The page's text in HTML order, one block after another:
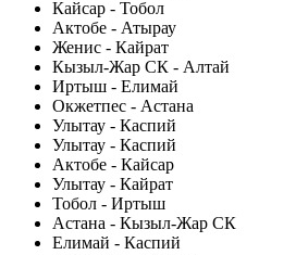
Кайсар - Тобол
Актобе - Атырау
Женис - Кайрат
Кызыл-Жар СК - Алтай
Иртыш - Елимай
Окжетпес - Астана
Улытау - Каспий
Улытау - Каспий
Актобе - Кайсар
Улытау - Кайрат
Тобол - Иртыш
Астана - Кызыл-Жар СК
Елимай - Каспий